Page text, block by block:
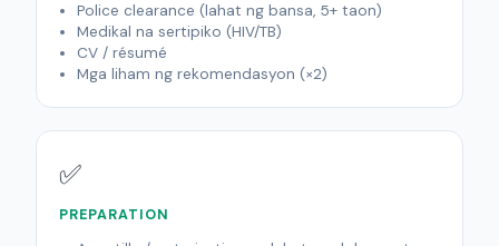
Police clearance (lahat ng bansa, 5+ taon)
Medikal na sertipiko (HIV/TB)
CV / résumé
Mga liham ng rekomendasyon (×2)
✅
PREPARATION